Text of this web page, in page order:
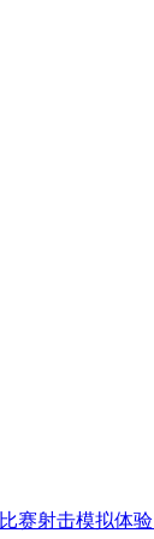
比赛射击模拟体验